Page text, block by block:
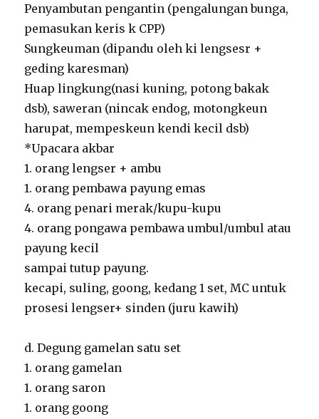
Penyambutan pengantin (pengalungan bunga,
pemasukan keris k CPP)
Sungkeuman (dipandu oleh ki lengsesr +
geding karesman)
Huap lingkung(nasi kuning, potong bakak
dsb), saweran (nincak endog, motongkeun
harupat, mempeskeun kendi kecil dsb)
*Upacara akbar
1. orang lengser + ambu
1. orang pembawa payung emas
4. orang penari merak/kupu-kupu
4. orang pongawa pembawa umbul/umbul atau
payung kecil
sampai tutup payung.
kecapi, suling, goong, kedang 1 set, MC untuk
prosesi lengser+ sinden (juru kawih)
d. Degung gamelan satu set
1. orang gamelan
1. orang saron
1. orang goong